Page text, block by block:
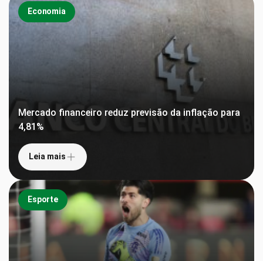
Economia
Mercado financeiro reduz previsão da inflação para
4,81%
Leia mais
Esporte